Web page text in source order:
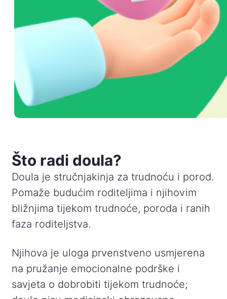
Što radi doula?
Doula je stručnjakinja za trudnoću i porod.
Pomaže budućim roditeljima i njihovim
bližnjima tijekom trudnoće, poroda i ranih
faza roditeljstva.
Njihova je uloga prvenstveno usmjerena
na pružanje emocionalne podrške i
savjeta o dobrobiti tijekom trudnoće;